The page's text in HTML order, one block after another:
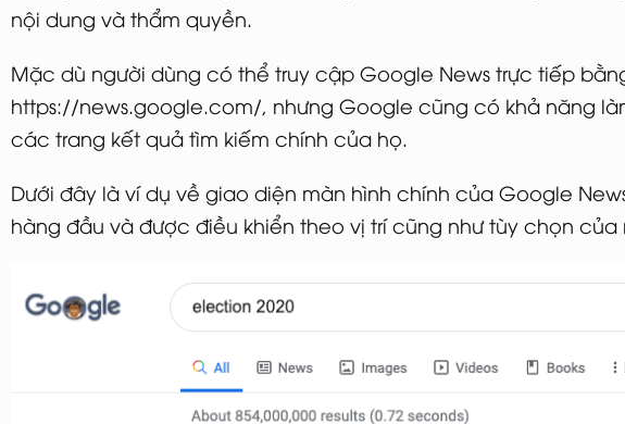
nội dung và thẩm quyền.
Mặc dù người dùng có thể truy cập Google News trực tiếp
https://news.google.com/, nhưng Google cũng có khả năng
các trang kết quả tìm kiếm chính của họ.
Dưới đây là ví dụ về giao diện màn hình chính của Google
hàng đầu và được điều khiển theo vị trí cũng như tùy chọn của